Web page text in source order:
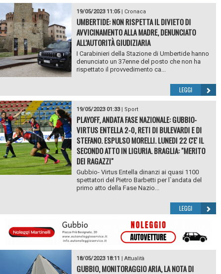
19/05/2023 11:05| Cronaca
UMBERTIDE: NON RISPETTA IL DIVIETO DI
AVVICINAMENTO ALLA MADRE, DENUNCIATO
ALL’AUTORITÀ GIUDIZIARIA
I Carabinieri della Stazione di Umbertide hanno
denunciato un 37enne del posto che non ha
rispettato il provvedimento ca...
LEGGI
19/05/2023 01:33| Sport
PLAYOFF, ANDATA FASE NAZIONALE: GUBBIO-
VIRTUS ENTELLA 2-0, RETI DI BULEVARDI E DI
STEFANO. ESPULSO MORELLI. LUNEDI 22 C'E' IL
SECONDO ATTO IN LIGURIA. BRAGLIA: "MERITO
DEI RAGAZZI"
Gubbio- Virtus Entella dinanzi ai quasi 1100
spettatori del Pietro Barbetti per l`andata del
primo atto della Fase Nazio...
LEGGI
18/05/2023 18:11 Attualità
GUBBIO, MONITORAGGIO ARIA, LA NOTA DI